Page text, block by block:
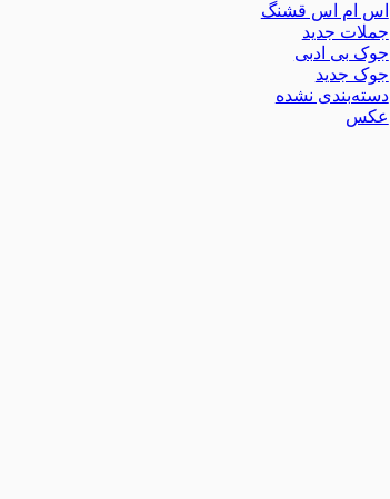
اس ام اس قشنگ
جملات جدید
جوک بی ادبی
جوک جدید
دسته‌بندی نشده
عکس